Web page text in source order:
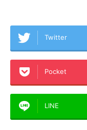
Twitter
Pocket
LINE